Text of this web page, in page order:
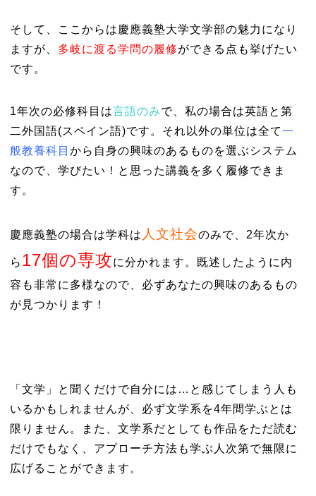
そして、ここからは慶應義塾大学文学部の魅力になり
ますが、 多岐に渡る学問の履修ができる点も挙げたい
です。
1年次の必修科目は言語のみで、私の場合は英語と第
二外国語(スペイン語)です。それ以外の単位は全て一
般教養科目 から自身の興味のあるものを選ぶシステム
なので、学びたい！と思った講義を多く履修できま
す。
慶應義塾の場合は学科は 人文社会のみで、2年次か
ら 17個の専攻に分かれます。既述したように内
容も非常に多様なので、必ずあなたの興味のあるもの
が見つかります！
「文学」と聞くだけで自分には…と感じてしまう人も
いるかもしれませんが、必ず文学系を4年間学ぶとは
限りません。また、文学系だとしても作品をただ読む
だけでもなく、アプローチ方法も学ぶ人次第で無限に
広げることができます。